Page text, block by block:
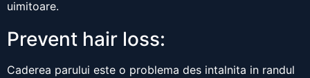
uimitoare.
Prevent hair loss:
Caderea parului este o problema des intalnita in randul